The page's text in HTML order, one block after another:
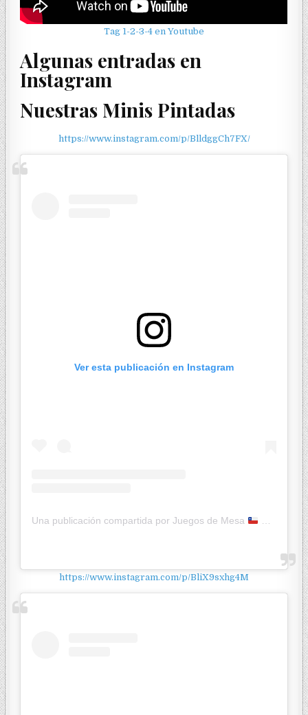
Tag 1-2-3-4 en Youtube
Algunas entradas en
Instagram
Nuestras Minis Pintadas
https://www.instagram.com/p/BlldggCh7FX/
Ver esta publicación en Instagram
Una publicación compartida por Juegos de Mesa
https://www.instagram.com/p/BliX9sxhg4M